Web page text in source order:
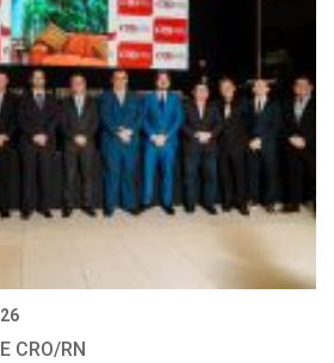
CRO/RN